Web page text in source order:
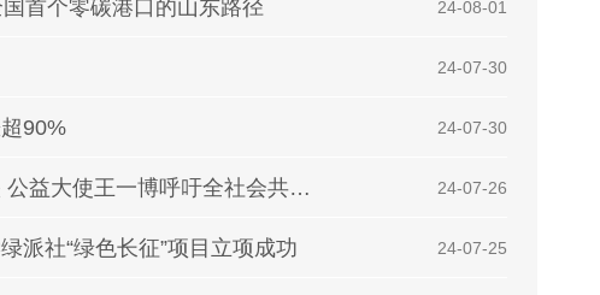
首个零碳港口的山东路径 | 24-08-01
| 24-07-30
90% | 24-07-30
保护穿山甲纪录片《寻护者》今日首映 公益大使王一博呼吁全社会共同参与 | 24-07-26
社“绿色长征”项目立项成功 | 24-07-25